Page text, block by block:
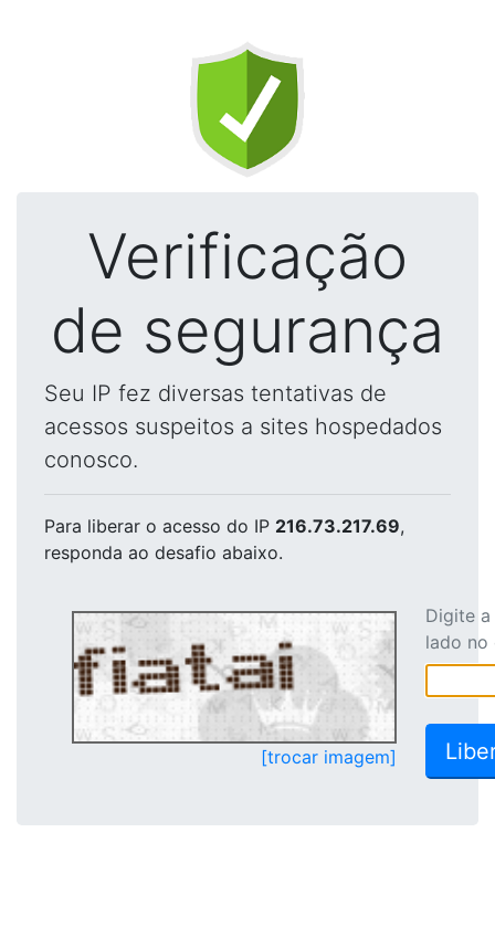
Verificação
de segurança
Seu IP fez diversas tentativas de
acessos suspeitos a sites hospedados
conosco.
Para liberar o acesso do IP 216.73.217.69,
responda ao desafio abaixo.
[trocar imagem]
Digite
lado no